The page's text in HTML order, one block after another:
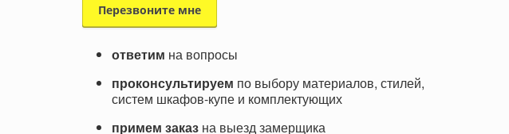
ответим на вопросы
проконсультируем по выбору материалов, стилей,
систем шкафов-купе и комплектующих
примем заказна выезд замерщика